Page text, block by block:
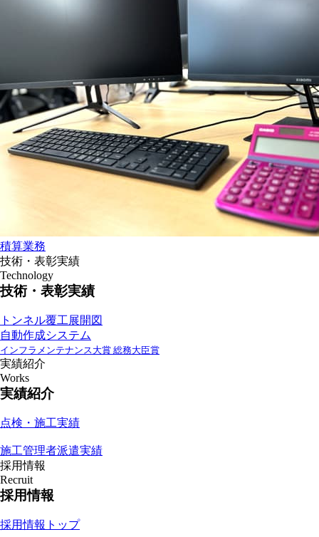
積算業務
技術・表彰実績
Technology
技術・表彰実績
トンネル覆工展開図
自動作成システム
インフラメンテナンス大賞 総務大臣賞
実績紹介
Works
実績紹介
点検・施工実績
施工管理者派遣実績
採用情報
Recruit
採用情報
採用情報トップ